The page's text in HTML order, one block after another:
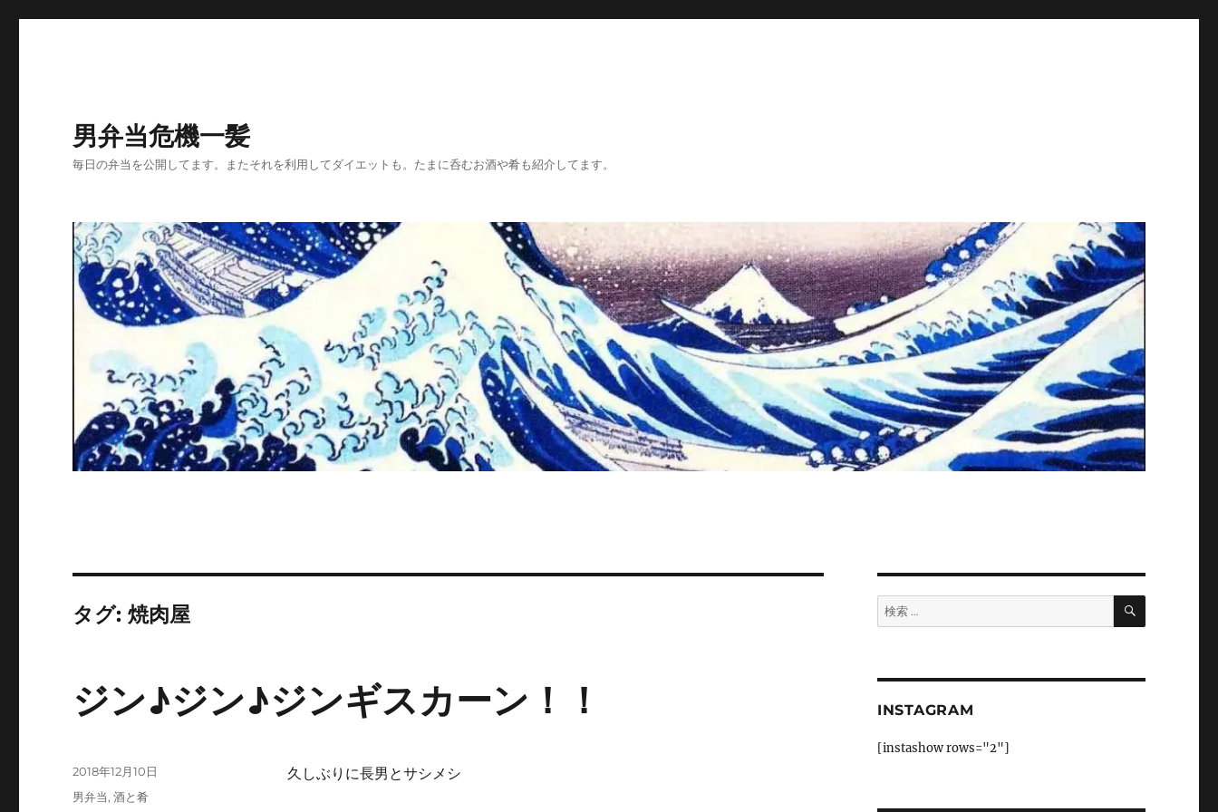
男弁当危機一髪
毎日の弁当を公開してます。またそれを利用してダイエットも。たまに呑むお酒や肴も紹介してます。
タグ:焼肉屋
ジン♪ジン♪ジンギスカーン！！
久しぶりに長男とサシメシ
投
稿
2018年12月10日
カ
男弁当,酒と肴
検
索:
検
INSTAGRAM
[instashow rows="2"]